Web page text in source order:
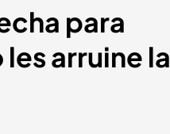
para
arruine la